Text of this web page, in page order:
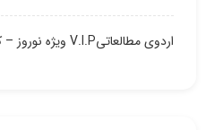
اردوی مطالعاتیV.I.P ویژه نوروز – کنکور 1402